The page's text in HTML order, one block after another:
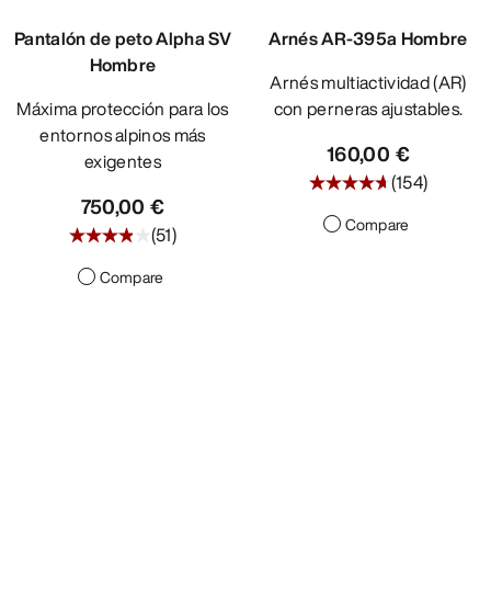
DESCUBRIR
Pantalón de peto Alpha SV
Hombre
Máxima protección para los
entornos alpinos más
exigentes
750,00 €
(51)
Compare
Arnés AR-395a Hombre
Arnés multiactividad (AR)
con perneras ajustables.
160,00 €
(154)
Compare